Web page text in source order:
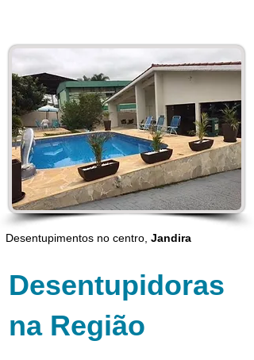
Desentupimentos no centro, Jandira
Desentupidoras
na Região